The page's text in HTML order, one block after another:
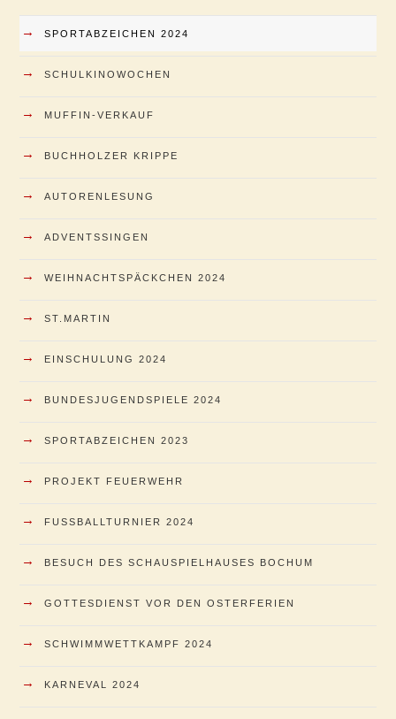
→ SPORTABZEICHEN 2024
→ SCHULKINOWOCHEN
→ MUFFIN-VERKAUF
→ BUCHHOLZER KRIPPE
→ AUTORENLESUNG
→ ADVENTSSINGEN
→ WEIHNACHTSPÄCKCHEN 2024
→ ST.MARTIN
→ EINSCHULUNG 2024
→ BUNDESJUGENDSPIELE 2024
→ SPORTABZEICHEN 2023
→ PROJEKT FEUERWEHR
→ FUSSBALLTURNIER 2024
→ BESUCH DES SCHAUSPIELHAUSES BOCHUM
→ GOTTESDIENST VOR DEN OSTERFERIEN
→ SCHWIMMWETTKAMPF 2024
→ KARNEVAL 2024